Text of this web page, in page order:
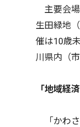
主要会場
生田緑地
催は10歳
川県内（
「地域経
「かわさ